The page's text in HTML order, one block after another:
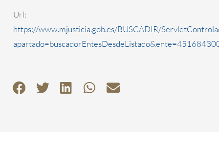
Url:
https://www.mjusticia.gob.es/BUSCADIR/